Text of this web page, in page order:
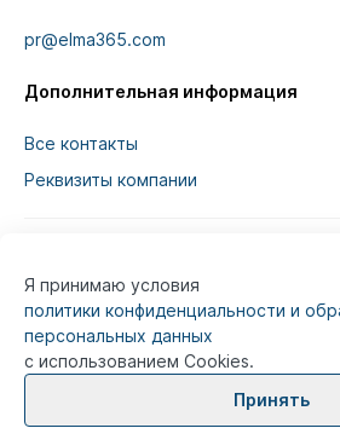
pr@elma365.com
Дополнительная информация
Все контакты
Реквизиты компании
Информация на сайте предназначена для
предназначенной для публичного
потребителей.
Я принимаю условия
политики конфиденциальности и
персональных данных
с использованием Cookies.
Принять